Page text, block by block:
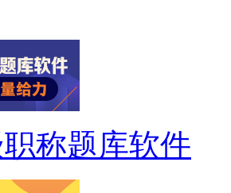
称题库软件